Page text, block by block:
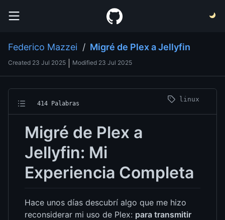
Federico Mazzei / Migré de Plex a Jellyfin
Created 23 Jul 2025 Modified 23 Jul 2025
414 Palabras
linux
Migré de Plex a
Jellyfin: Mi
Experiencia Completa
Hace unos días descubrí algo que me hizo
reconsiderar mi uso de Plex: para transmitir